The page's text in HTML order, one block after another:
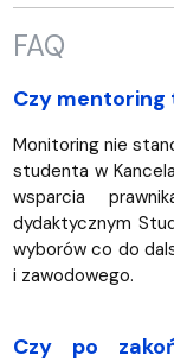
FAQ
Czy
Monitoring nie
studenta w
wsparcia
dydaktycznym
wyborów co do
i zawodowego.
Czy po